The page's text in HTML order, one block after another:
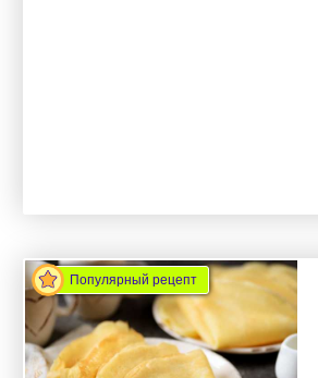
Популярный рецепт